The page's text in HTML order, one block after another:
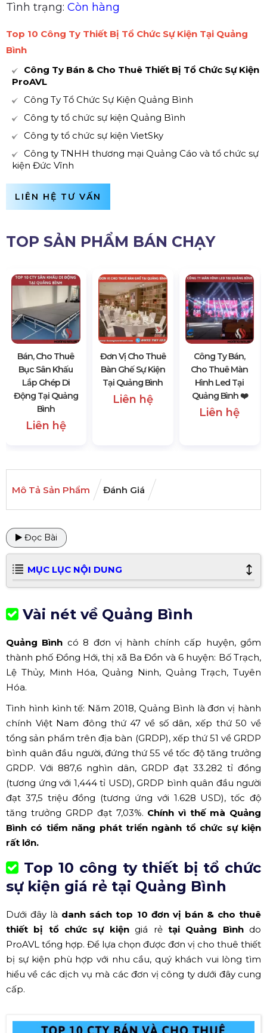
Tình trạng: Còn hàng
Top 10 Công Ty Thiết Bị Tổ Chức Sự Kiện Tại Quảng
Bình
Công Ty Bán & Cho Thuê Thiết Bị Tổ Chức Sự Kiện
ProAVL
Công Ty Tổ Chức Sự Kiện Quảng Bình
Công ty tổ chức sự kiện Quảng Bình
Công ty tổ chức sự kiện VietSky
Công ty TNHH thương mại Quảng Cáo và tổ chức sự
kiện Đức Vĩnh
LIÊN HỆ TƯ VẤN
TOP SẢN PHẨM BÁN CHẠY
Bán, Cho Thuê
Bục Sân Khấu
Lắp Ghép Di
Động Tại Quảng
Bình
Liên hệ
Đơn Vị Cho Thuê
Bàn Ghế Sự Kiện
Tại Quảng Bình
Liên hệ
Công Ty Bán,
Cho Thuê Màn
Hình Led Tại
Quảng Bình ❤️️
Liên hệ
Mô Tả Sản Phẩm Đánh Giá
Đọc Bài
MỤC LỤC NỘI DUNG
Vài nét về Quảng Bình
Quảng Bình có 8 đơn vị hành chính cấp huyện, gồm
thành phố Đồng Hới, thị xã Ba Đồn và 6 huyện: Bố Trạch,
Lệ Thủy, Minh Hóa, Quảng Ninh, Quảng Trạch, Tuyên
Hóa.
Tình hình kình tế: Năm 2018, Quảng Bình là đơn vị hành
chính Việt Nam đông thứ 47 về số dân, xếp thứ 50 về
tổng sản phẩm trên địa bàn (GRDP), xếp thứ 51 về GRDP
bình quân đầu người, đứng thứ 55 về tốc độ tăng trưởng
GRDP. Với 887,6 nghìn dân, GRDP đạt 33.282 tỉ đồng
(tương ứng với 1,444 tỉ USD), GRDP bình quân đầu người
đạt 37,5 triệu đồng (tương ứng với 1.628 USD), tốc độ
tăng trưởng GRDP đạt 7,03%. Chính vì thế mà Quảng
Bình có tiềm năng phát triển ngành tổ chức sự kiện
rất lớn.
Top 10 công ty thiết bị tổ chức
sự kiện giá rẻ tại Quảng Bình
Dưới đây là danh sách top 10 đơn vị bán & cho thuê
thiết bị tổ chức sự kiệngiá rẻ tại Quảng Bìnhdo
ProAVL tổng hợp. Để lựa chọn được đơn vị cho thuê thiết
bị sự kiện phù hợp với nhu cầu, quý khách vui lòng tìm
hiểu về các dịch vụ mà các đơn vị công ty dưới đây cung
cấp.